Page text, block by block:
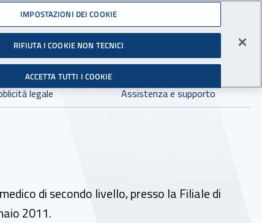
Infortuni sul Lavoro
Facebook - Sito esterno - Apertura in nuova finestra
X - Sito esterno - Apertura in nuova finestra
Instagram - Sito esterno - Apertura in
Linkedin - Sito esterno -
Youtube - Sito esterno -
Tiktok - SitoSpreaker -
Dove cercare:
in:tutto INAIL.it
legale Assistenza e supporto
di secondo livello, presso la Filiale di
2011.
IMPOSTAZIONI DEI COOKIE
RIFIUTA I COOKIE NON TECNICI
ACCETTA TUTTI I COOKIE